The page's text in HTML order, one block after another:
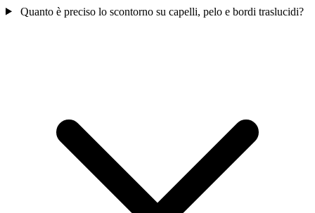
Quanto è preciso lo scontorno su capelli, pelo e bordi traslucidi?